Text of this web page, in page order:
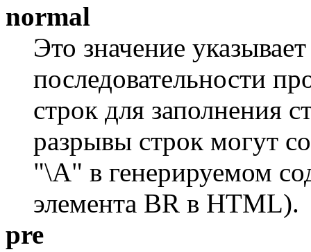
normal
Это значение
последовательности
строк для заполнения
разрывы строк могут
"\A" в генерируемом
элемента BR в HTML).
pre